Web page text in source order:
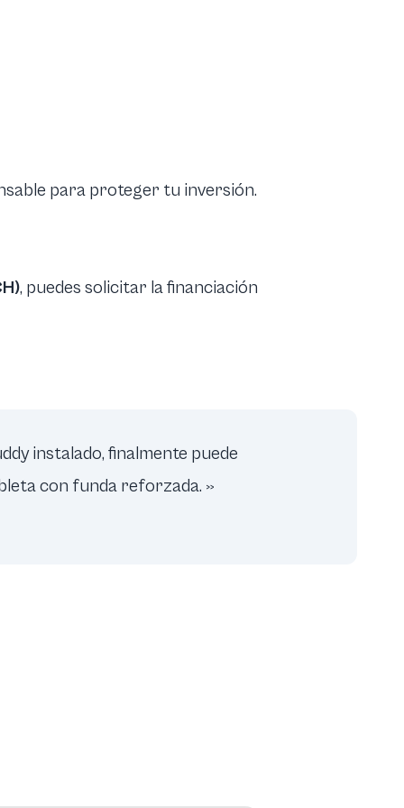
para proteger tu inversión.
, puedes solicitar la financiación
instalado, finalmente puede
con funda reforzada. »